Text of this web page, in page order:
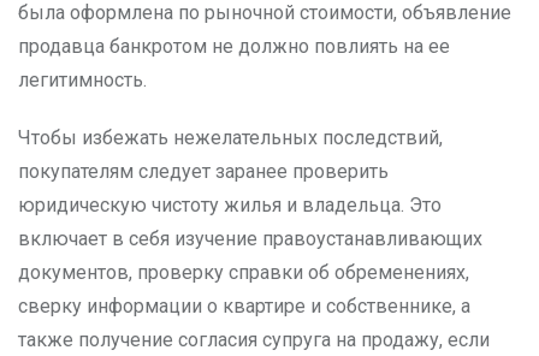
была оформлена по рыночной стоимости, объявление
продавца банкротом не должно повлиять на ее
легитимность.
Чтобы избежать нежелательных последствий,
покупателям следует заранее проверить
юридическую чистоту жилья и владельца. Это
включает в себя изучение правоустанавливающих
документов, проверку справки об обременениях,
сверку информации о квартире и собственнике, а
также получение согласия супруга на продажу, если